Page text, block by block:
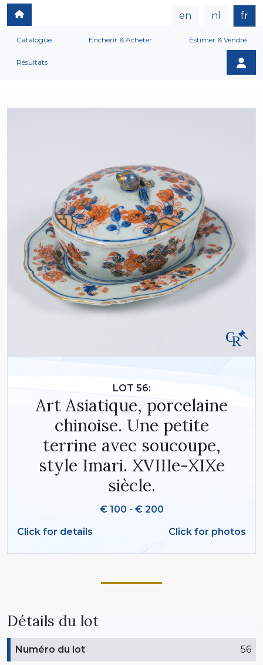
en nl fr
Catalogue Enchérir & Acheter Estimer & Vendre
Résultats
LOT 56:
Art Asiatique, porcelaine
chinoise. Une petite
terrine avec soucoupe,
style Imari. XVIIIe-XIXe
siècle.
€ 100 - € 200
Click for details
Click for photos
Détails du lot
Numéro du lot 56